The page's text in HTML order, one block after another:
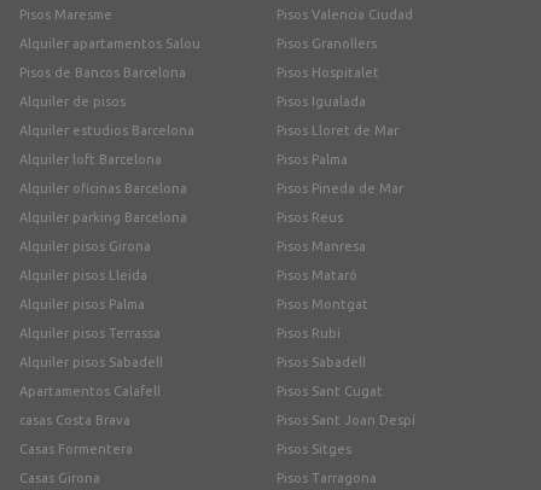
Pisos Maresme
Alquiler apartamentos Salou
Pisos de Bancos Barcelona
Alquiler de pisos
Alquiler estudios Barcelona
Alquiler loft Barcelona
Alquiler oficinas Barcelona
Alquiler parking Barcelona
Alquiler pisos Girona
Alquiler pisos Lleida
Alquiler pisos Palma
Alquiler pisos Terrassa
Alquiler pisos Sabadell
Apartamentos Calafell
casas Costa Brava
Casas Formentera
Casas Girona
Pisos Valencia Ciudad
Pisos Granollers
Pisos Hospitalet
Pisos Igualada
Pisos Lloret de Mar
Pisos Palma
Pisos Pineda de Mar
Pisos Reus
Pisos Manresa
Pisos Mataró
Pisos Montgat
Pisos Rubí
Pisos Sabadell
Pisos Sant Cugat
Pisos Sant Joan Despí
Pisos Sitges
Pisos Tarragona